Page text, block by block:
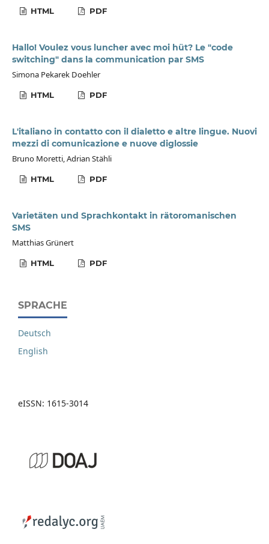
HTML PDF
Hallo! Voulez vous luncher avec moi hüt? Le "code
switching" dans la communication par SMS
Simona Pekarek Doehler
HTML PDF
L'italiano in contatto con il dialetto e altre lingue. Nuovi
mezzi di comunicazione e nuove diglossie
Bruno Moretti, Adrian Stähli
HTML PDF
Varietäten und Sprachkontakt in rätoromanischen
SMS
Matthias Grünert
HTML PDF
SPRACHE
Deutsch
English
eISSN: 1615-3014